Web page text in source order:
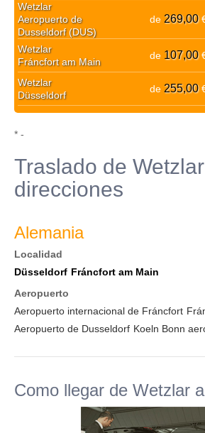
Wetzlar
Aeropuerto de
Dusseldorf (DUS)
de 269,00
Wetzlar
Fráncfort am Main
de 107,00
Wetzlar
Düsseldorf
de 255,00
* -
Traslado de
direcciones
Alemania
Localidad
Düsseldorf Fráncfort am Main
Aeropuerto
Aeropuerto internacional de Fráncfort
Aeropuerto de Dusseldorf Koeln Bonn
Como llegar de Wetzlar